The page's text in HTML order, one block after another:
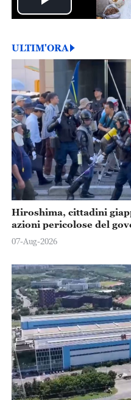
Play
Video
ULTIM'ORA
Hiroshima, cittadini
azioni pericolose del
07-Aug-2026